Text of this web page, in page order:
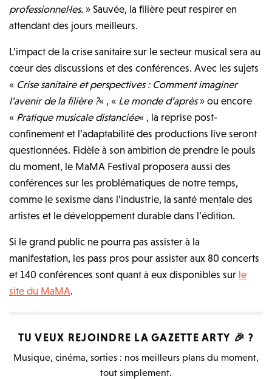
professionnel·les. » Sauvée, la filière peut respirer en
attendant des jours meilleurs.
L’impact de la crise sanitaire sur le secteur musical sera au
cœur des discussions et des conférences. Avec les sujets
« Crise sanitaire et perspectives : Comment imaginer
l’avenir de la filière ?« , « Le monde d’après» ou encore
« Pratique musicale distanciée« , la reprise post-
confinement et l’adaptabilité des productions live seront
questionnées. Fidèle à son ambition de prendre le pouls
du moment, le MaMA Festival proposera aussi des
conférences sur les problématiques de notre temps,
comme le sexisme dans l’industrie, la santé mentale des
artistes et le développement durable dans l’édition.
Si le grand public ne pourra pas assister à la
manifestation, les pass pros pour assister aux 80 concerts
et 140 conférences sont quant à eux disponibles sur le
site du MaMA.
TU VEUX REJOINDRE LAGAZETTE ARTY 🎉 ?
Musique, cinéma, sorties : nos meilleurs plans du moment,
tout simplement.